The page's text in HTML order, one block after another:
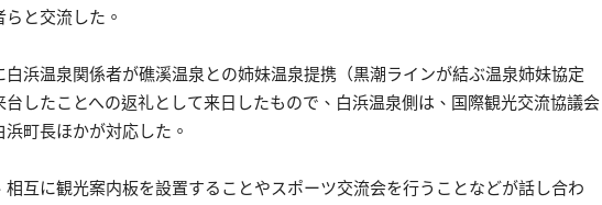
らと交流した。
浜温泉関係者が礁溪温泉との姉妹温泉提携（黒潮ラインが結ぶ温泉姉妹協定
したことへの返礼として来日したもので、白浜温泉側は、国際観光交流協議会
町長ほかが対応した。
相互に観光案内板を設置することやスポーツ交流会を行うことなどが話し合わ